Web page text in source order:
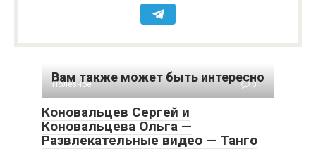
Вам также может быть интересно
Полезное 0
Коновальцев Сергей и
Коновальцева Ольга —
Развлекательные видео — Танго